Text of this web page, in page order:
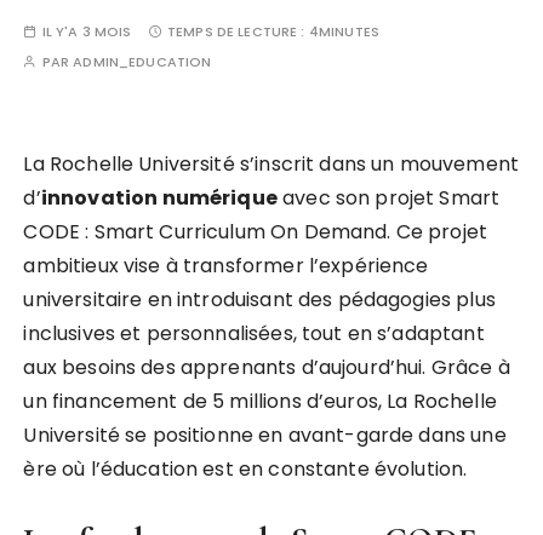
IL Y'A 3 MOIS TEMPS DE LECTURE : 4MINUTES
PARADMIN_EDUCATION
La Rochelle Université s’inscrit dans un mouvement
d’innovation numériqueavec son projet Smart
CODE : Smart Curriculum On Demand. Ce projet
ambitieux vise à transformer l’expérience
universitaire en introduisant des pédagogies plus
inclusives et personnalisées, tout en s’adaptant
aux besoins des apprenants d’aujourd’hui. Grâce à
un financement de 5 millions d’euros, La Rochelle
Université se positionne en avant-garde dans une
ère où l’éducation est en constante évolution.